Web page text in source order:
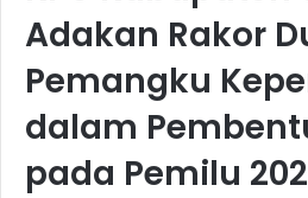
Adakan Rakor
Pemangku
dalam
pada Pemilu